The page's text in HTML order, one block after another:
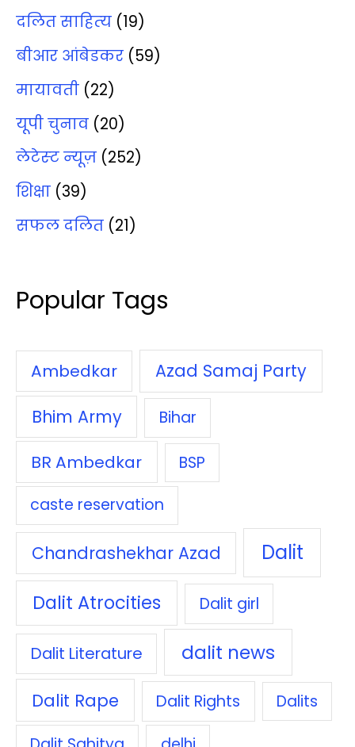
दलित साहित्‍य (19)
बीआर आंबेडकर (59)
मायावती (22)
यूपी चुनाव (20)
लेटेस्‍ट न्‍यूज़ (252)
शिक्षा (39)
सफल दलित (21)
Popular Tags
Ambedkar
Azad Samaj Party
Bhim Army
Bihar
BR Ambedkar
BSP
caste reservation
Chandrashekhar Azad Dalit
Dalit Atrocities Dalit girl
Dalit Literature dalit news
Dalit Rape Dalit Rights Dalits